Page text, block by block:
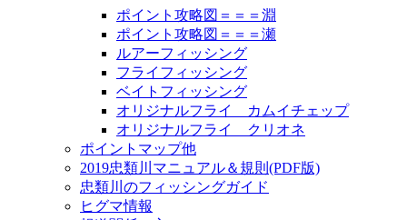
ポイント攻略図＝＝＝淵
ポイント攻略図＝＝＝瀬
ルアーフィッシング
フライフィッシング
ベイトフィッシング
オリジナルフライ カムイチェップ
オリジナルフライ クリオネ
ポイントマップ他
2019忠類川マニュアル＆規則(PDF版)
忠類川のフィッシングガイド
ヒグマ情報